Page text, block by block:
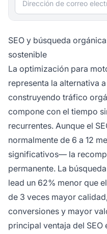
SEO y búsqueda
sostenible
La optimización para
representa la alternativa
construyendo tráfico
compone con el tiempo
recurrentes. Aunque el
normalmente de 6 a 12
significativos— la
permanente. La
lead un 62% menor que
de 3 veces mayor
conversiones y mayor
principal ventaja del SEO